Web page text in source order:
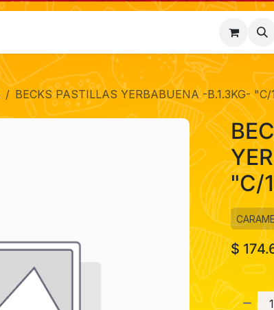
Contáctenos
BECKS PASTILLAS YERBABUENA -B.1.3KG-
"C/
$